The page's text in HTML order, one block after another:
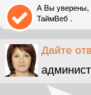
А Вы уверены,
ТаймВеб .
Дайте